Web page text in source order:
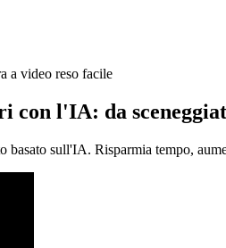
a video reso facile
con l'IA: da
sull'IA. Risparmia tempo,